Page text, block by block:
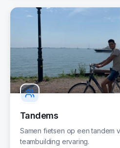
Tandems
Samen fietsen op een tandem
teambuilding ervaring.